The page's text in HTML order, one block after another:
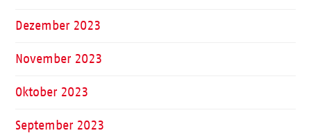
Dezember 2023
November 2023
Oktober 2023
September 2023